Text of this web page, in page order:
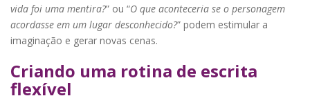
vida foi uma mentira?” ou “O que aconteceria se o personagem
acordasse em um lugar desconhecido?” podem estimular a
imaginação e gerar novas cenas.
Criando uma rotina de escrita
flexível